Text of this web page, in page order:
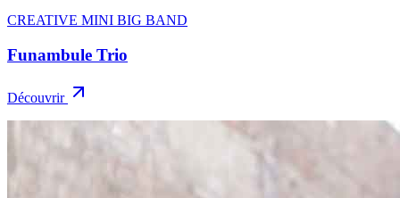
CREATIVE MINI BIG BAND
Funambule Trio
Découvrir